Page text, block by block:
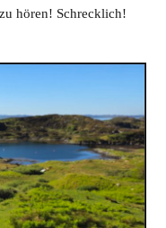
hören! Schrecklich!